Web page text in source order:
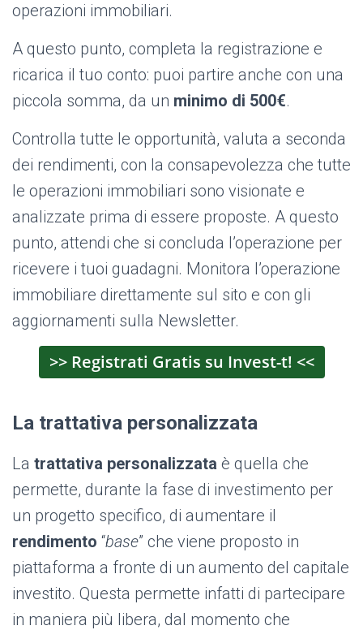
operazioni immobiliari.
A questo punto, completa la registrazione e
ricarica il tuo conto: puoi partire anche con una
piccola somma, da un minimo di 500€.
Controlla tutte le opportunità, valuta a seconda
dei rendimenti, con la consapevolezza che tutte
le operazioni immobiliari sono visionate e
analizzate prima di essere proposte. A questo
punto, attendi che si concluda l’operazione per
ricevere i tuoi guadagni. Monitora l’operazione
immobiliare direttamente sul sito e con gli
aggiornamenti sulla Newsletter.
>> Registrati Gratis su Invest-t! <<
La trattativa personalizzata
La trattativa personalizzata è quella che
permette, durante la fase di investimento per
un progetto specifico, di aumentare il
rendimento “base” che viene proposto in
piattaforma a fronte di un aumento del capitale
investito. Questa permette infatti di partecipare
in maniera più libera, dal momento che